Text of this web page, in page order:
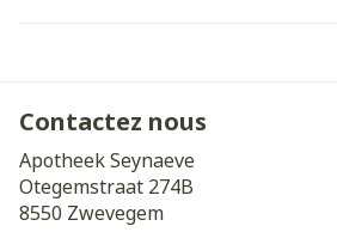
Contactez nous
Apotheek Seynaeve
Otegemstraat 274B
8550 Zwevegem